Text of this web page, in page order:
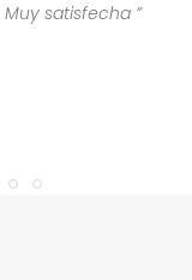
satisfecha ”